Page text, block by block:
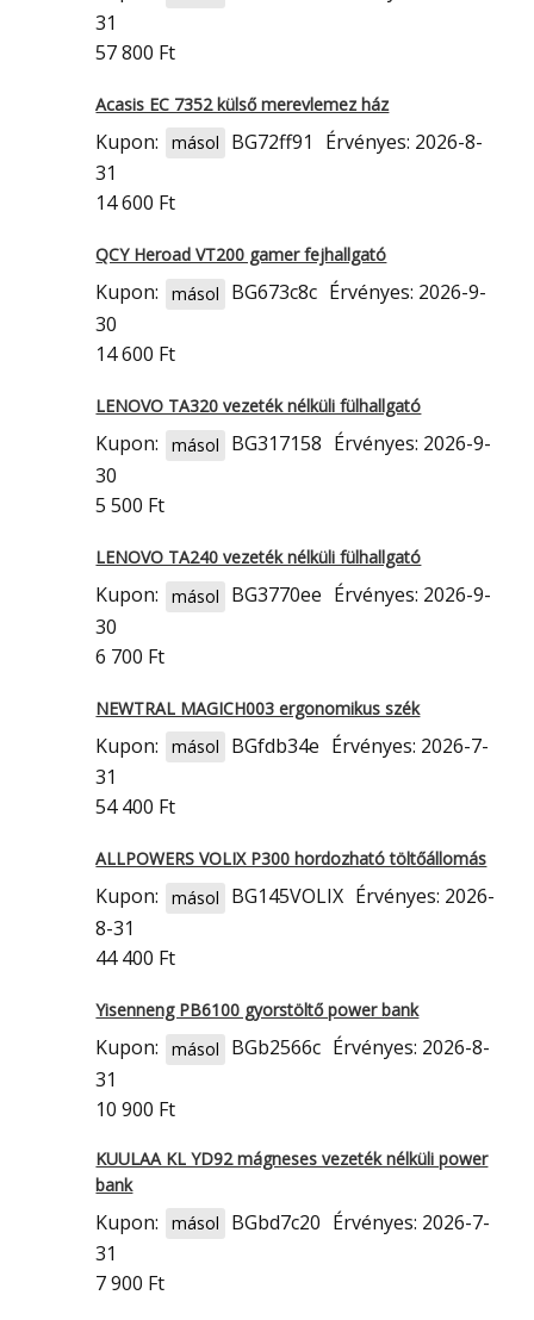
31
57 800 Ft
Acasis EC 7352 külső merevlemez ház
Kupon: másol BG72ff91
Érvényes: 2026-8-
31
14 600 Ft
QCY Heroad VT200 gamer fejhallgató
Kupon: másol BG673c8c Érvényes: 2026-9-
30
14 600 Ft
LENOVO TA320 vezeték nélküli fülhallgató
Kupon: másol BG317158 Érvényes: 2026-9-
30
5 500 Ft
LENOVO TA240 vezeték nélküli fülhallgató
Kupon: másol BG3770ee Érvényes: 2026-9-
30
6 700 Ft
NEWTRAL MAGICH003 ergonomikus szék
Kupon: másol BGfdb34e Érvényes: 2026-7-
31
54 400 Ft
ALLPOWERS VOLIX P300 hordozható töltőállomás
Kupon: másol BG145VOLIX Érvényes: 2026-
8-31
44 400 Ft
Yisenneng PB6100 gyorstöltő power bank
Kupon: másol BGb2566c Érvényes: 2026-8-
31
10 900 Ft
KUULAA KL YD92 mágneses vezeték nélküli power
bank
Kupon: másol BGbd7c20 Érvényes: 2026-7-
31
7 900 Ft